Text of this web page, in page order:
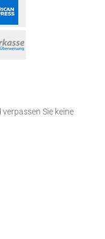
Sie keine